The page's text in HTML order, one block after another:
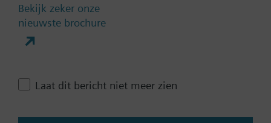
Bekijk zeker onze
nieuwste brochure
Laat dit bericht niet meer zien
Verander regio